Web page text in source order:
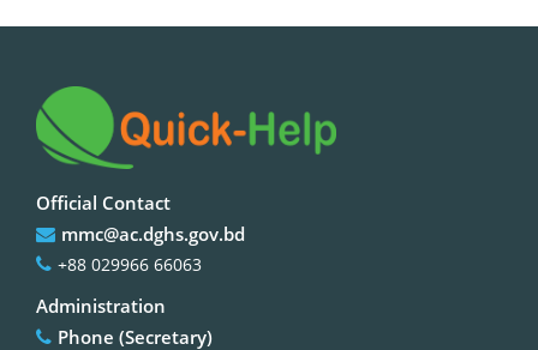
Official Contact
mmc@ac.dghs.gov.bd
+88 029966 66063
Administration
Phone (Secretary)